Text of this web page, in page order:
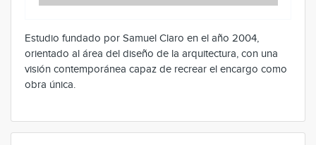
Estudio fundado por Samuel Claro en el año 2004,
orientado al área del diseño de la arquitectura, con una
visión contemporánea capaz de recrear el encargo como
obra única.